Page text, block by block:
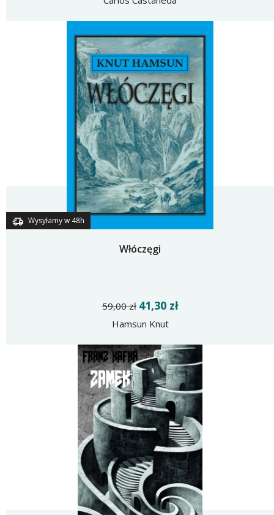
Wysyłamy w 48h
Włóczęgi
59,00 zł 41,30 zł
Hamsun Knut